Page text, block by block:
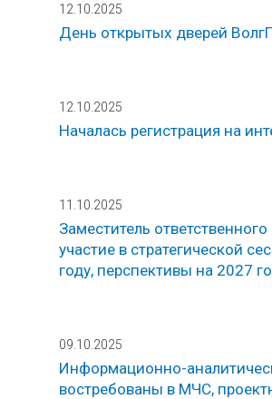
12.10.2025
День открытых дверей
12.10.2025
Началась регистрация на
11.10.2025
Заместитель
участие в стратегической
году, перспективы на 2027
09.10.2025
Информационно-
востребованы в МЧС,